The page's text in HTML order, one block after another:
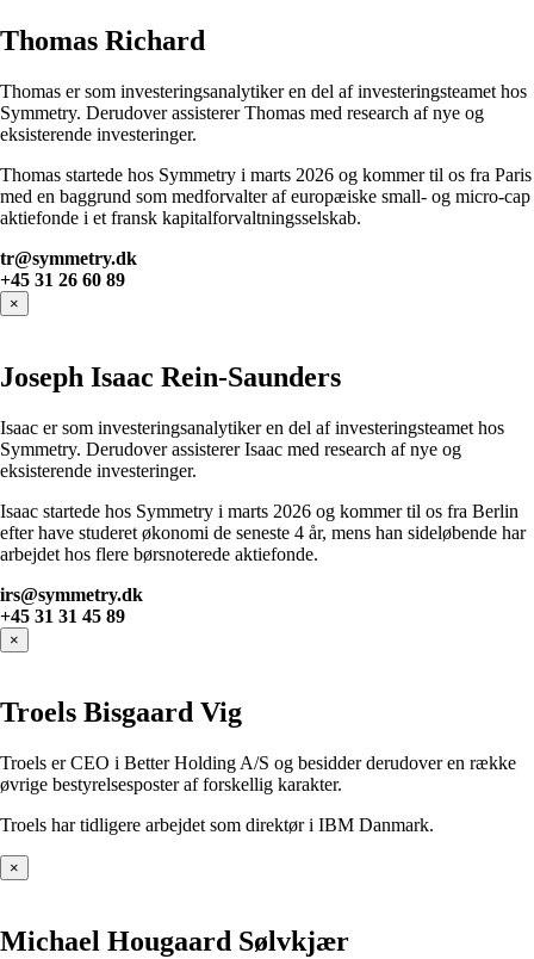
Thomas Richard
Thomas er som investeringsanalytiker en del af investeringsteamet hos
Symmetry. Derudover assisterer Thomas med research af nye og
eksisterende investeringer.
Thomas startede hos Symmetry i marts 2026 og kommer til os fra Paris
med en baggrund som medforvalter af europæiske small- og micro-cap
aktiefonde i et fransk kapitalforvaltningsselskab.
tr@symmetry.dk
+45 31 26 60 89
×
Joseph Isaac Rein-Saunders
Isaac er som investeringsanalytiker en del af investeringsteamet hos
Symmetry. Derudover assisterer Isaac med research af nye og
eksisterende investeringer.
Isaac startede hos Symmetry i marts 2026 og kommer til os fra Berlin
efter have studeret økonomi de seneste 4 år, mens han sideløbende har
arbejdet hos flere børsnoterede aktiefonde.
irs@symmetry.dk
+45 31 31 45 89
×
Troels Bisgaard Vig
Troels er CEO i Better Holding A/S og besidder derudover en række
øvrige bestyrelsesposter af forskellig karakter.
Troels har tidligere arbejdet som direktør i IBM Danmark.
×
Michael Hougaard Sølvkjær